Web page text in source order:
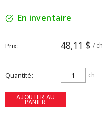
En inventaire
Prix 48,11 $ / ch
Quantité ch
AJOUTER AU
PANIER